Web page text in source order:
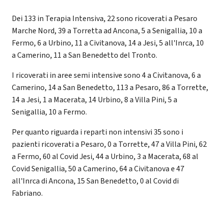
Dei 133 in Terapia Intensiva, 22 sono ricoverati a Pesaro
Marche Nord, 39 a Torretta ad Ancona, 5 a Senigallia, 10 a
Fermo, 6 a Urbino, 11 a Civitanova, 14 a Jesi, 5 all'Inrca, 10
a Camerino, 11 a San Benedetto del Tronto.
I ricoverati in aree semi intensive sono 4 a Civitanova, 6 a
Camerino, 14 a San Benedetto, 113 a Pesaro, 86 a Torrette,
14 a Jesi, 1 a Macerata, 14 Urbino, 8 a Villa Pini, 5 a
Senigallia, 10 a Fermo.
Per quanto riguarda i reparti non intensivi 35 sono i
pazienti ricoverati a Pesaro, 0 a Torrette, 47 a Villa Pini, 62
a Fermo, 60 al Covid Jesi, 44 a Urbino, 3 a Macerata, 68 al
Covid Senigallia, 50 a Camerino, 64 a Civitanova e 47
all'Inrca di Ancona, 15 San Benedetto, 0 al Covid di
Fabriano.